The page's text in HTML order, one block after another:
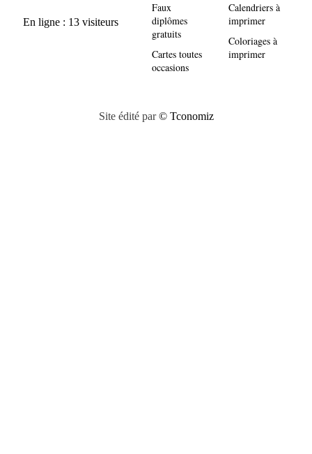
Faux
diplômes
gratuits
Cartes toutes
occasions
Calendriers à
imprimer
Coloriages à
imprimer
Site édité par© Tconomiz